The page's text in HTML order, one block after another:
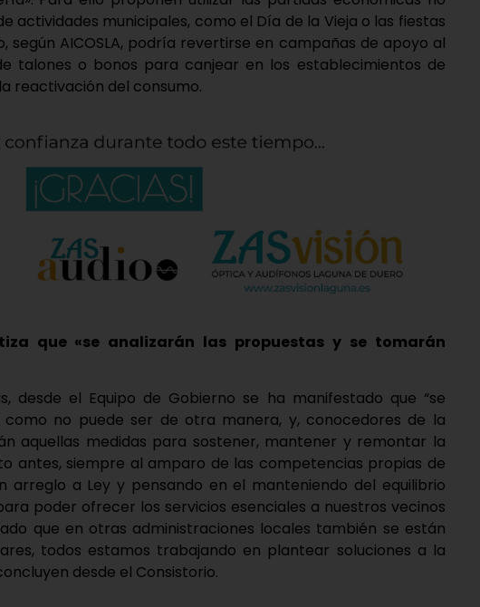
actividades municipales, como el Día de la Vieja o las fiestas
según AICOSLA, podría revertirse en campañas de apoyo al
talones o bonos para canjear en los establecimientos de
reactivación del consumo.
que «se analizarán las propuestas y se tomarán
desde el Equipo de Gobierno se ha manifestado que “se
como no puede ser de otra manera, y, conocedores de la
aquellas medidas para sostener, mantener y remontar la
antes, siempre al amparo de las competencias propias de
arreglo a Ley y pensando en el manteniendo del equilibrio
poder ofrecer los servicios esenciales a nuestros vecinos
que en otras administraciones locales también se están
todos estamos trabajando en plantear soluciones a la
desde el Consistorio.